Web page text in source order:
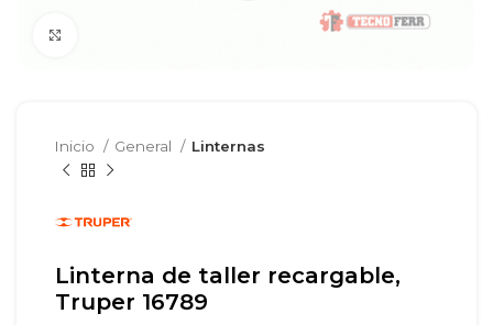
Inicio General Linternas
Linterna de taller recargable,
Truper 16789